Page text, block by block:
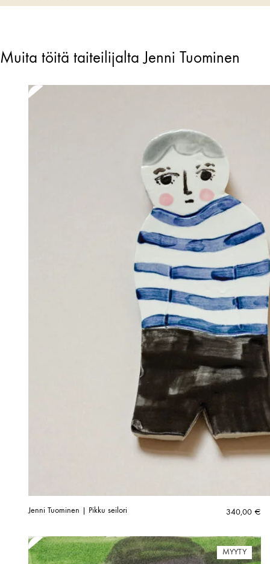
Muita töitä taiteilijalta Jenni Tuominen
Jenni Tuominen | Pikku seilori 340,00 €
MYYTY